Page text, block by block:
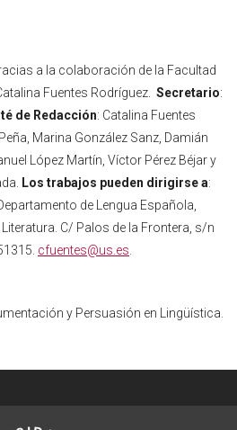
a la colaboración de la Facultad
Fuentes Rodríguez. Secretario:
de Redacción: Catalina Fuentes
Marina González Sanz, Damián
López Martín, Víctor Pérez Béjar y
Los trabajos pueden dirigirse a:
de Lengua Española,
Literatura. C/ Palos de la Frontera, s/n
cfuentes@us.es
y Persuasión en Lingüística.